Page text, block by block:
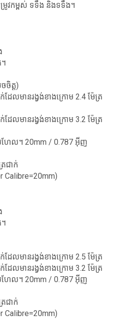
រូវកម្ពស់ ទទឹង និងទទឹង។
ចិត្ត)
ែលមានរង្វង់ខាងក្រោម 2.4 ម៉ែត្រ
ែលមានរង្វង់ខាងក្រោម 3.2 ម៉ែត្រ
ហែល។ 20mm / 0.787 អ៊ីញ
ជាក់
Calibre=20mm)
ែលមានរង្វង់ខាងក្រោម 2.5 ម៉ែត្រ
ែលមានរង្វង់ខាងក្រោម 3.2 ម៉ែត្រ
ហែល។ 20mm / 0.787 អ៊ីញ
ជាក់
Calibre=20mm)